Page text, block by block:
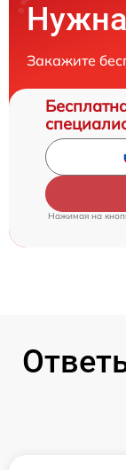
Закажите
Нажимая на